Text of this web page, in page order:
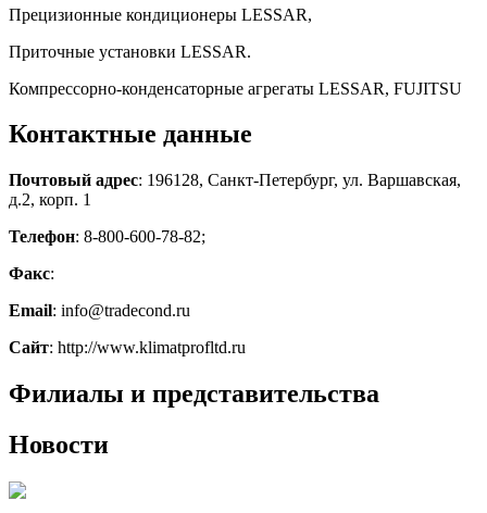
Прецизионные кондиционеры LESSAR,
Приточные установки LESSAR.
Компрессорно-конденсаторные агрегаты LESSAR, FUJITSU
Контактные данные
Почтовый адрес: 196128, Санкт-Петербург, ул. Варшавская,
д.2, корп. 1
Телефон: 8-800-600-78-82;
Факс:
Email: info@tradecond.ru
Сайт: http://www.klimatprofltd.ru
Филиалы и представительства
Новости